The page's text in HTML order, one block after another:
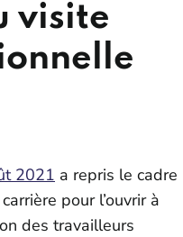
visite
2021 a repris le cadre
pour l’ouvrir à
des travailleurs